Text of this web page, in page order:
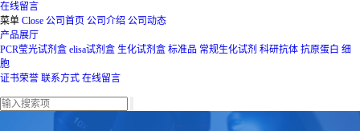
在线留言
菜单 Close 公司首页 公司介绍 公司动态
产品展厅
PCR莹光试剂盒 elisa试剂盒 生化试剂盒 标准品 常规生化试剂 科研抗体 抗原蛋白 细
胞
证书荣誉 联系方式 在线留言